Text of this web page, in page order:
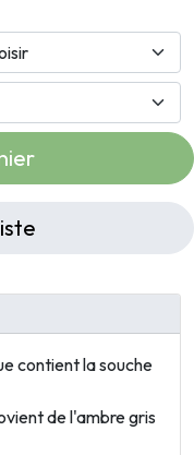
contient la souche
de l'ambre gris